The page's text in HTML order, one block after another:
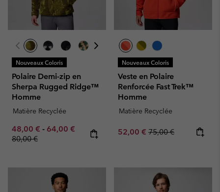
Nouveaux Coloris
Polaire Demi-zip en
Sherpa Rugged Ridge™
Homme
Matière Recyclée
Minimum sale price:
48,00 € - Maximum sale price:
64,00 € Regular price:
80,00 €
Nouveaux Coloris
Veste en Polaire
Renforcée Fast Trek™
Homme
Matière Recyclée
Sale price:
52,00 € Regular price:
75,00 €